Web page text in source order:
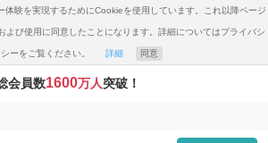
体験を実現するためにCookieを使用しています。これ以降ページ
よび使用に同意したことになります。詳細についてはプライバシ
ーをご覧ください。 詳細 同意
会員数1600万人突破！